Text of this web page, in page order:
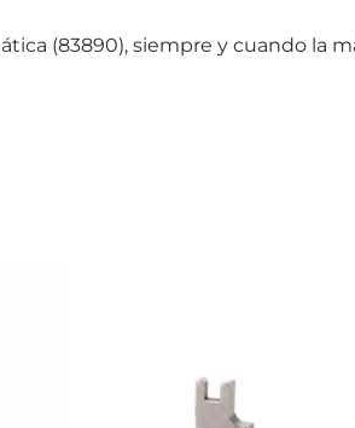
(83890), siempre y cuando la